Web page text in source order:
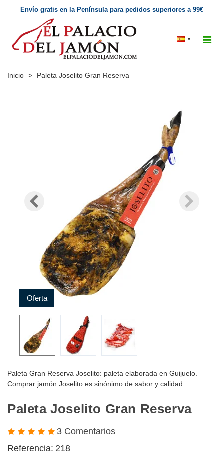
Envío gratis en la Península para pedidos superiores a 99€
▾
Inicio > Paleta Joselito Gran Reserva
Oferta
Paleta Gran Reserva Joselito: paleta elaborada en Guijuelo.
Comprar jamón Joselito es sinónimo de sabor y calidad.
Paleta Joselito Gran Reserva
3 Comentarios
Referencia: 218